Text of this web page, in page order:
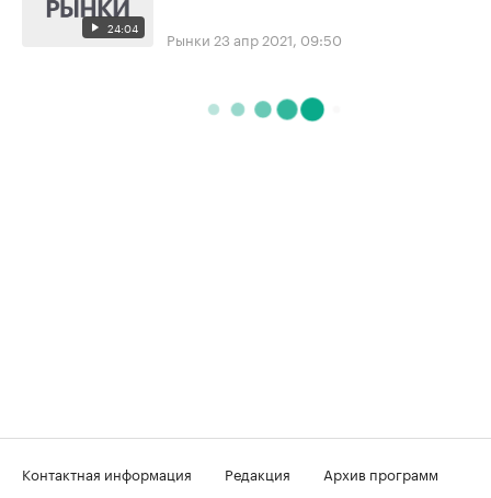
24:04 Рынки 23 апр 2021, 09:50
Контактная информация Редакция
Архив программ